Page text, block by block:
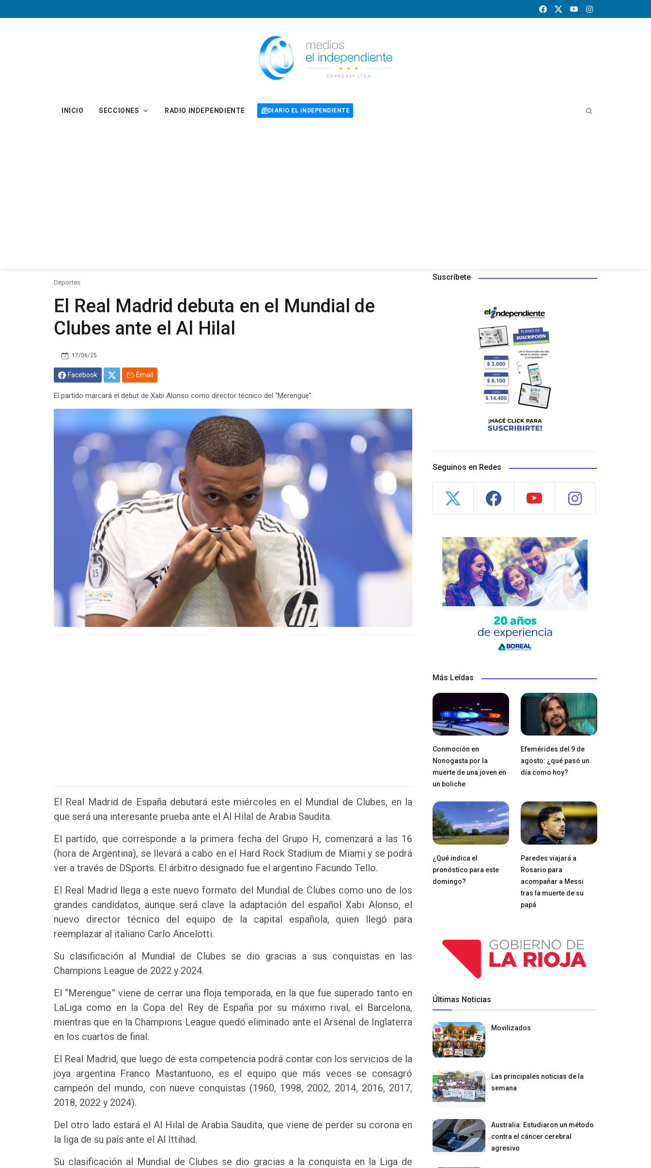
INICIO SECCIONES RADIO INDEPENDIENTE DIARIO EL INDEPENDIENTE
Deportes
El Real Madrid debuta en el Mundial de
Clubes ante el Al Hilal
17/06/25
Facebook Email
El partido marcará el debut de Xabi Alonso como director técnico del "Merengue".
El Real Madrid de España debutará este miércoles en el Mundial de Clubes, en la
que será una interesante prueba ante el Al Hilal de Arabia Saudita.
El partido, que corresponde a la primera fecha del Grupo H, comenzará a las 16
(hora de Argentina), se llevará a cabo en el Hard Rock Stadium de Miami y se podrá
ver a través de DSports. El árbitro designado fue el argentino Facundo Tello.
El Real Madrid llega a este nuevo formato del Mundial de Clubes como uno de los
grandes candidatos, aunque será clave la adaptación del español Xabi Alonso, el
nuevo director técnico del equipo de la capital española, quien llegó para
reemplazar al italiano Carlo Ancelotti.
Su clasificación al Mundial de Clubes se dio gracias a sus conquistas en las
Champions League de 2022 y 2024.
El “Merengue” viene de cerrar una floja temporada, en la que fue superado tanto en
LaLiga como en la Copa del Rey de España por su máximo rival, el Barcelona,
mientras que en la Champions League quedó eliminado ante el Arsenal de Inglaterra
en los cuartos de final.
El Real Madrid, que luego de esta competencia podrá contar con los servicios de la
joya argentina Franco Mastantuono, es el equipo que más veces se consagró
campeón del mundo, con nueve conquistas (1960, 1998, 2002, 2014, 2016, 2017,
2018, 2022 y 2024).
Del otro lado estará el Al Hilal de Arabia Saudita, que viene de perder su corona en
la liga de su país ante el Al Ittihad.
Su clasificación al Mundial de Clubes se dio gracias a la conquista en la Liga de
Suscríbete
Seguinos en Redes
Más Leídas
Conmoción en
Nonogasta por la
muerte de una joven en
un boliche
Efemérides del 9 de
agosto: ¿qué pasó un
día como hoy?
¿Qué indica el
pronóstico para este
domingo?
Paredes viajará a
Rosario para
acompañar a Messi
tras la muerte de su
papá
Últimas Noticias
Movilizados
Las principales noticias de la
semana
Australia: Estudiaron un método
contra el cáncer cerebral
agresivo